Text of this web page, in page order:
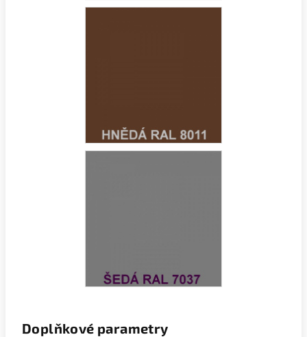
Doplňkové parametry